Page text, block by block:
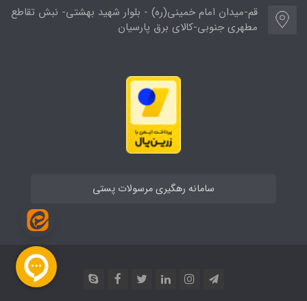
قم-میدان امام خمینی(ره) - بلوار شهید بهشتی- نبش تقاطع
مطهری جنوبی-کالای برق پارسیان
سامانه رهگیری مرسولات پستی